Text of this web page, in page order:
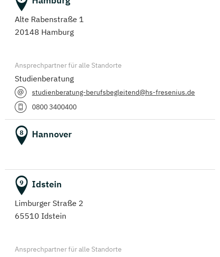
Alte Rabenstraße 1
20148 Hamburg
Ansprechpartner für alle Standorte
Studienberatung
studienberatung-berufsbegleitend@hs-fresenius.de
0800 3400400
8 Hannover
9 Idstein
Limburger Straße 2
65510 Idstein
Ansprechpartner für alle Standorte